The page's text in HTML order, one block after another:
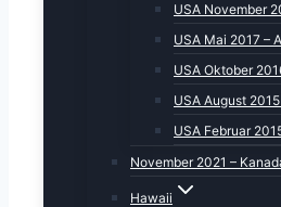
USA November
USA Mai 2017 –
USA Oktober
USA August
USA Februar
November 2021 –
Hawaii